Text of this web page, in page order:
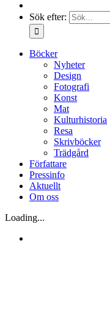
Sök efter:
Böcker
Nyheter
Design
Fotografi
Konst
Mat
Kulturhistoria
Resa
Skrivböcker
Trädgård
Författare
Pressinfo
Aktuellt
Om oss
Loading...